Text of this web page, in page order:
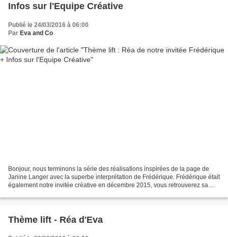
Infos sur l'Equipe Créative
Publié le 24/03/2016 à 06:00
Par Eva and Co
Bonjour, nous terminons la série des réalisations inspirées de la page de
Janine Langer avec la superbe interprétation de Frédérique. Frédérique était
également notre invitée créative en décembre 2015, vous retrouverez sa
Thème lift - Réa d'Eva